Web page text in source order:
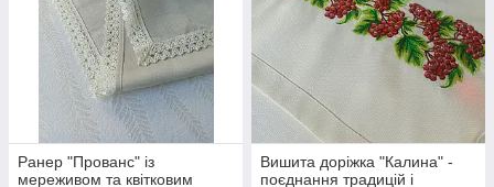
Ранер "Прованс" із
мереживом та квітковим
Вишита доріжка "Калина" -
поєднання традицій і